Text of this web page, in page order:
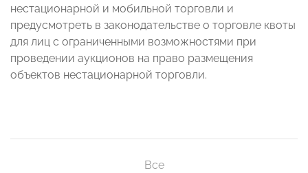
нестационарной и мобильной торговли и
предусмотреть в законодательстве о торговле квоты
для лиц с ограниченными возможностями при
проведении аукционов на право размещения
объектов нестационарной торговли.
Все